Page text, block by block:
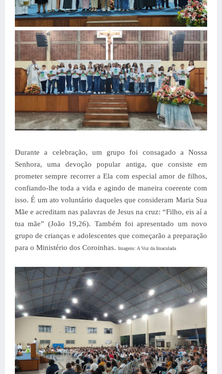
Durante a celebração, um grupo foi consagado a Nossa
Senhora,uma devoção popular antiga, que consiste em
prometer sempre recorrer a Ela com especial amor de filhos,
confiando-lhe toda a vida e agindo de maneira coerente com
isso.É um ato voluntário daqueles que consideram Maria Sua
Mãe e acreditam nas palavras de Jesus na cruz: “Filho, eis aí a
tua mãe” (João 19,26). Também foi apresentado um novo
grupo de crianças e adolescentes que começarão a preparação
para o Ministério dos Coroinhas. Imagens: A Voz da Imaculada